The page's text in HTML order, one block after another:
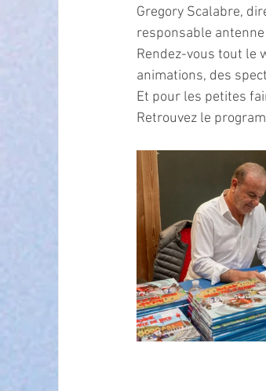
Instruction Publique & Familles
FETES & MANIFESTATIONS
Gregory Scalabre,
responsable
Rendez-vous tout le
animations, des
Et pour les petites
Retrouvez le